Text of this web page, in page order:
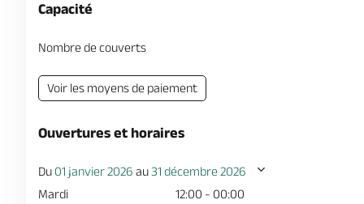
Capacité
Nombre de couverts
Voir les moyens de paiement
Ouvertures et horaires
Du 01 janvier 2026 au31 décembre 2026
Mardi
12:00 - 00:00